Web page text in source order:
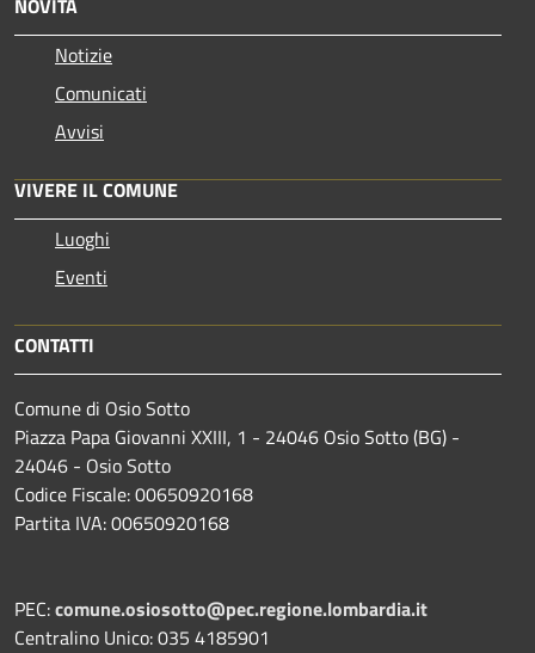
NOVITÀ
Notizie
Comunicati
Avvisi
VIVERE IL COMUNE
Luoghi
Eventi
CONTATTI
Comune di Osio Sotto
Piazza Papa Giovanni XXIII, 1 - 24046 Osio Sotto (BG) -
24046 - Osio Sotto
Codice Fiscale: 00650920168
Partita IVA: 00650920168
PEC:comune.osiosotto@pec.regione.lombardia.it
Centralino Unico: 035 4185901